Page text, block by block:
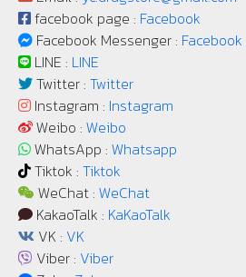
facebook page : Facebook
Facebook Messenger :
LINE : LINE
Twitter : Twitter
Instagram : Instagram
Weibo : Weibo
WhatsApp : Whatsapp
Tiktok : Tiktok
WeChat : WeChat
KakaoTalk : KaKaoTalk
VK : VK
Viber : Viber